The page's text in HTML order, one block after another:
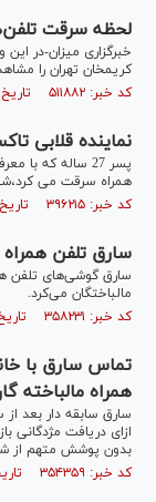
لحظه سرقت
خبرگزاری میزان-در
کریمخان تهران را
کد خبر: ۵۱۱۸۸۲ تاریخ انتشار : ۱۳۹۸/۰۲/۰۲
نماینده قلابی
پسر 27 ساله که
همراه سرقت می
کد خبر: ۳۹۶۲۱۵ تاریخ انتشار : ۱۳۹۶/۱۱/۲۳
سارق تلفن
سارق گوشی‌های تلفن
مالباختگان می‌کرد.
کد خبر: ۳۵۸۲۳۱ تاریخ انتشار : ۱۳۹۶/۰۷/۲۴
تماس سارق با
همراه مالباخته
سارق سابقه دار بعد
ازای دریافت
بدون پوشش متهم از
کد خبر: ۳۵۴۳۵۹ تاریخ انتشار : ۱۳۹۶/۰۷/۱۱